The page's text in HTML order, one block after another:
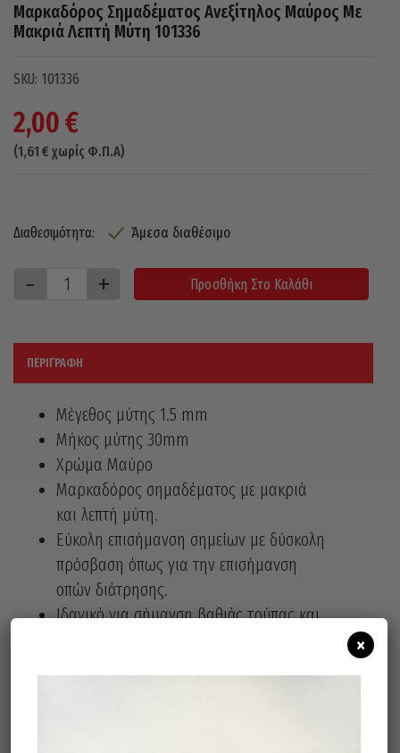
Μαρκαδόρος Σημαδέματος Ανεξίτηλος Μαύρος Με
Μακριά Λεπτή Μύτη 101336
101336
2,00€
(1,61 € χωρίς Φ.Π.Α)
Διαθεσιμότητα: Άμεσα διαθέσιμο
Προσθήκη Στο Καλάθι
ΠΕΡΙΓΡΑΦΉ
Μέγεθος μύτης 1.5 mm
Μήκος μύτης 30mm
Χρώμα Μαύρο
Μαρκαδόρος σημαδέματος με μακριά
και λεπτή μύτη.
Εύκολη επισήμανση σημείων με δύσκολη
πρόσβαση όπως για την επισήμανση
οπών διάτρησης.
Ιδανικό για σήμανση βαθιάς τρύπας και
×